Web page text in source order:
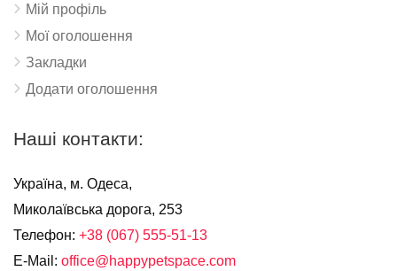
Мій профіль
Мої оголошення
Закладки
Додати оголошення
Наші контакти:
Україна, м. Одеса,
Миколаївська дорога, 253
Телефон: +38 (067) 555-51-13
E-Mail: office@happypetspace.com